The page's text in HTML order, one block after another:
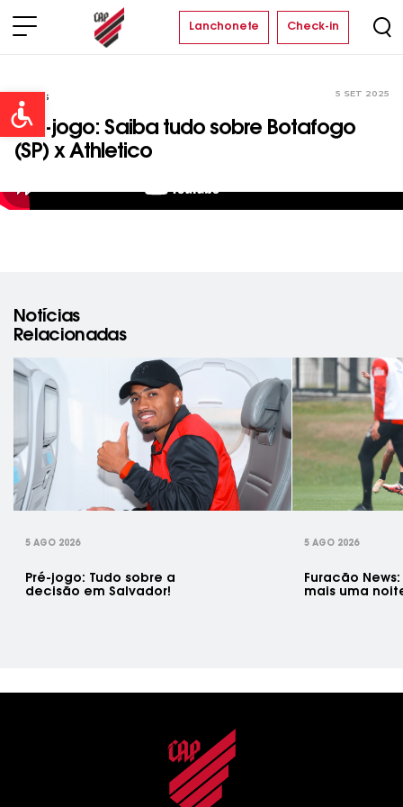
Open toolbar
Lanchonete Check-in
Vídeos 5 SET 2025
Pré-jogo: Saiba tudo sobre Botafogo
(SP) x Athletico
Notícias
Relacionadas
5 AGO 2026
Pré-jogo: Tudo sobre a
decisão em Salvador!
5 AGO 2026
Furacão
mais uma